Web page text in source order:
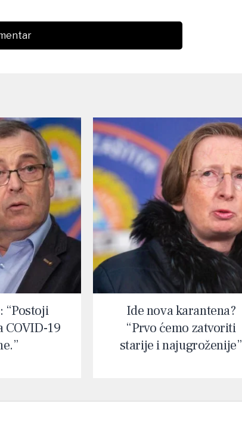
“Postoji
COVID-19
Ide nova karantena?
“Prvo ćemo zatvoriti
starije i najugroženije”